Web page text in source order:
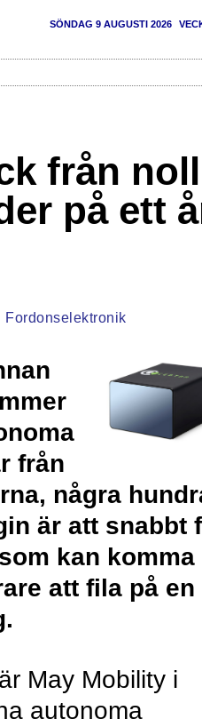
SÖNDAG 9 AUGUSTI 2026
från noll
på ett
Fordonselektronik
från
några
är att snabbt
kan komma
att fila på en
May Mobility i
autonoma